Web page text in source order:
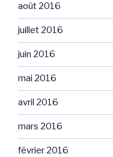
août 2016
juillet 2016
juin 2016
mai 2016
avril 2016
mars 2016
février 2016